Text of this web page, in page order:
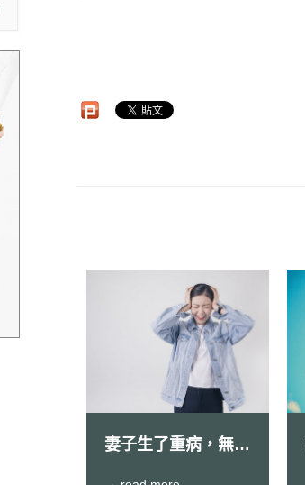
妻子生了重病，無情